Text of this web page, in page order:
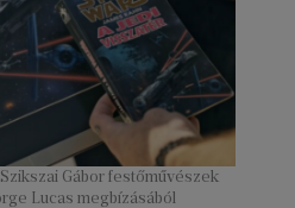
Gábor festőművészek
Lucas megbízásából